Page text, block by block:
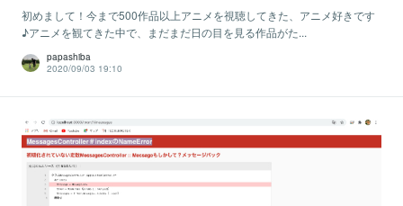
初めまして！今まで500作品以上アニメを視聴してきた、アニメ好きです
♪アニメを観てきた中で、まだまだ日の目を見る作品がた...
papashiba
2020/09/03 19:10